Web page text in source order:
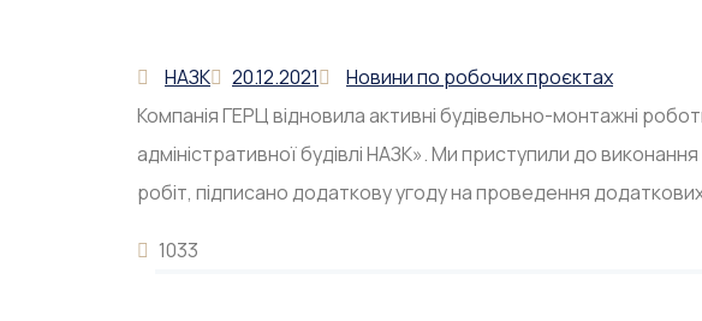
НАЗК 20.12.2021
Новини по робочих проєктах
Компанія ГЕРЦ відновила активні будівельно-монтажні
адміністративної будівлі НАЗК». Ми приступили до
робіт, підписано додаткову угоду на проведення додаткових
1033